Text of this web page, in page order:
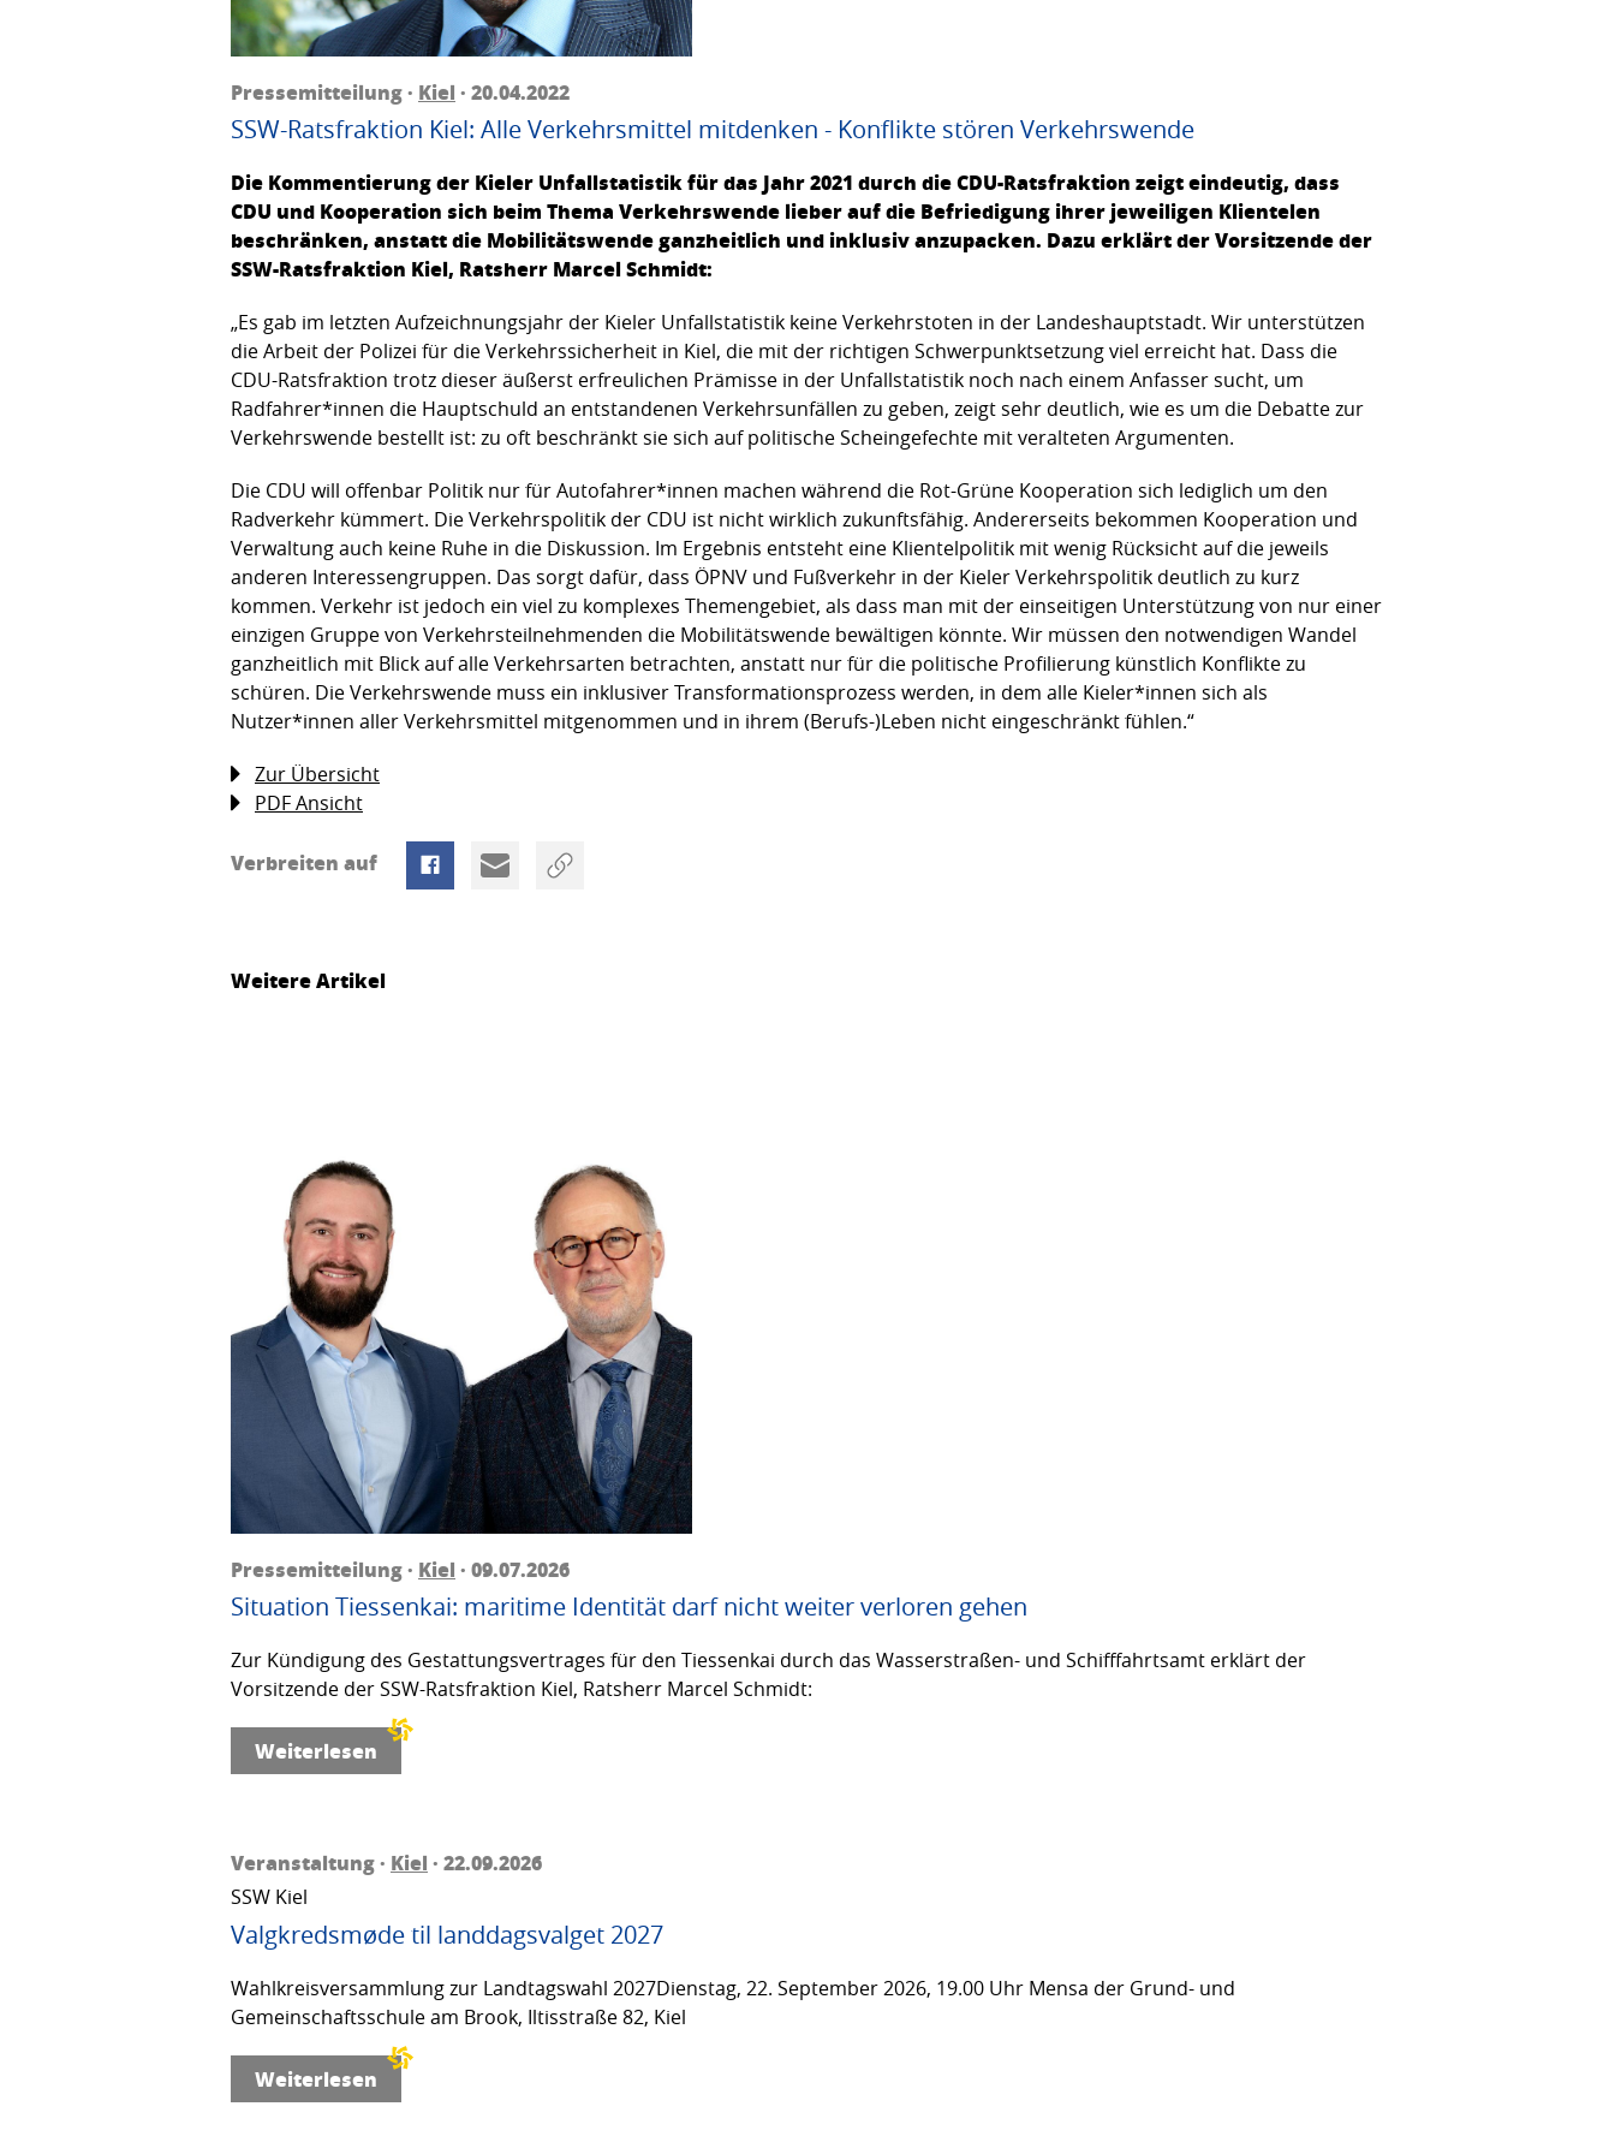
Pressemitteilung · Kiel · 20.04.2022
SSW-Ratsfraktion Kiel: Alle Verkehrsmittel mitdenken - Konflikte stören Verkehrswende
Die Kommentierung der Kieler Unfallstatistik für das Jahr 2021 durch die CDU-Ratsfraktion zeigt eindeutig, dass
CDU und Kooperation sich beim Thema Verkehrswende lieber auf die Befriedigung ihrer jeweiligen Klientelen
beschränken, anstatt die Mobilitätswende ganzheitlich und inklusiv anzupacken. Dazu erklärt der Vorsitzende der
SSW-Ratsfraktion Kiel, Ratsherr Marcel Schmidt:
„Es gab im letzten Aufzeichnungsjahr der Kieler Unfallstatistik keine Verkehrstoten in der Landeshauptstadt. Wir unterstützen
die Arbeit der Polizei für die Verkehrssicherheit in Kiel, die mit der richtigen Schwerpunktsetzung viel erreicht hat. Dass die
CDU-Ratsfraktion trotz dieser äußerst erfreulichen Prämisse in der Unfallstatistik noch nach einem Anfasser sucht, um
Radfahrer*innen die Hauptschuld an entstandenen Verkehrsunfällen zu geben, zeigt sehr deutlich, wie es um die Debatte zur
Verkehrswende bestellt ist: zu oft beschränkt sie sich auf politische Scheingefechte mit veralteten Argumenten.
Die CDU will offenbar Politik nur für Autofahrer*innen machen während die Rot-Grüne Kooperation sich lediglich um den
Radverkehr kümmert. Die Verkehrspolitik der CDU ist nicht wirklich zukunftsfähig. Andererseits bekommen Kooperation und
Verwaltung auch keine Ruhe in die Diskussion. Im Ergebnis entsteht eine Klientelpolitik mit wenig Rücksicht auf die jeweils
anderen Interessengruppen. Das sorgt dafür, dass ÖPNV und Fußverkehr in der Kieler Verkehrspolitik deutlich zu kurz
kommen. Verkehr ist jedoch ein viel zu komplexes Themengebiet, als dass man mit der einseitigen Unterstützung von nur einer
einzigen Gruppe von Verkehrsteilnehmenden die Mobilitätswende bewältigen könnte. Wir müssen den notwendigen Wandel
ganzheitlich mit Blick auf alle Verkehrsarten betrachten, anstatt nur für die politische Profilierung künstlich Konflikte zu
schüren. Die Verkehrswende muss ein inklusiver Transformationsprozess werden, in dem alle Kieler*innen sich als
Nutzer*innen aller Verkehrsmittel mitgenommen und in ihrem (Berufs-)Leben nicht eingeschränkt fühlen.“
Zur Übersicht
PDF Ansicht
Verbreiten auf
Weitere Artikel
Pressemitteilung · Kiel · 09.07.2026
Situation Tiessenkai: maritime Identität darf nicht weiter verloren gehen
Zur Kündigung des Gestattungsvertrages für den Tiessenkai durch das Wasserstraßen- und Schifffahrtsamt erklärt der
Vorsitzende der SSW-Ratsfraktion Kiel, Ratsherr Marcel Schmidt:
Weiterlesen
Veranstaltung · Kiel · 22.09.2026
SSW Kiel
Valgkredsmøde til landdagsvalget 2027
Wahlkreisversammlung zur Landtagswahl 2027Dienstag, 22. September 2026, 19.00 Uhr Mensa der Grund- und
Gemeinschaftsschule am Brook, Iltisstraße 82, Kiel
Weiterlesen